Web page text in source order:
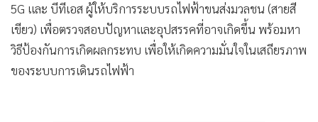
• News1
• Gotomanager
5G และ บีทีเอส ผู้ให้บริการระบบรถไฟฟ้าขนส่งมวลชน (สายสี
เขียว) เพื่อตรวจสอบปัญหาและอุปสรรคที่อาจเกิดขึ้น พร้อมหา
วิธีป้องกันการเกิดผลกระทบ เพื่อให้เกิดความมั่นใจในเสถียรภาพ
ของระบบการเดินรถไฟฟ้า